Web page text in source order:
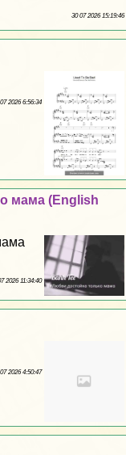
30 07 2026 15:19:46
2026 6:56:34
мама (English
2026 11:34:40
2026 4:50:47